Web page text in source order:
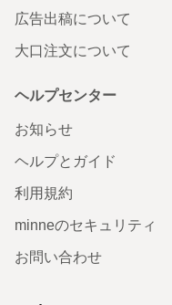
広告出稿について
大口注文について
ヘルプセンター
お知らせ
ヘルプとガイド
利用規約
minneのセキュリティ
お問い合わせ